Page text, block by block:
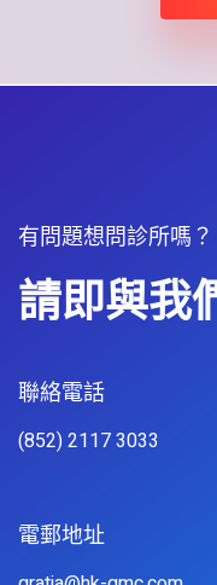
有問題想問診所嗎？
請即與我
聯絡電話​
(852) 2117 3033
電郵地址